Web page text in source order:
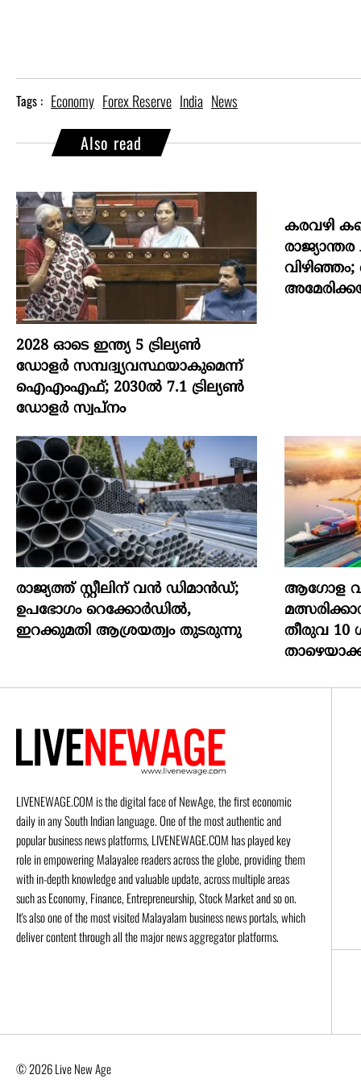
Tags : Economy Forex Reserve India News
Also read
2028 ഓടെ ഇന്ത്യ 5 ട്രില്യണ്‍
ഡോളര്‍ സമ്പദ്വ്യവസ്ഥയാകുമെന്ന്
ഐഎംഎഫ്; 2030ല്‍ 7.1 ട്രില്യണ്‍
ഡോളര്‍ സ്വപ്നം
കരവഴി
രാജ്യത്ത് സ്റ്റീലിന് വൻ ഡിമാൻഡ്;
ഉപഭോഗം റെക്കോർഡിൽ,
ഇറക്കുമതി ആശ്രയത്വം തുടരുന്നു
ആഗോള
തീരുവ 10
LIVENEWAGE.COM is the digital face of NewAge, the first economic
daily in any South Indian language. One of the most authentic and
popular business news platforms, LIVENEWAGE.COM has played key
role in empowering Malayalee readers across the globe, providing them
with in-depth knowledge and valuable update, across multiple areas
such as Economy, Finance, Entrepreneurship, Stock Market and so on.
It's also one of the most visited Malayalam business news portals, which
deliver content through all the major news aggregator platforms.
© 2026 Live New Age